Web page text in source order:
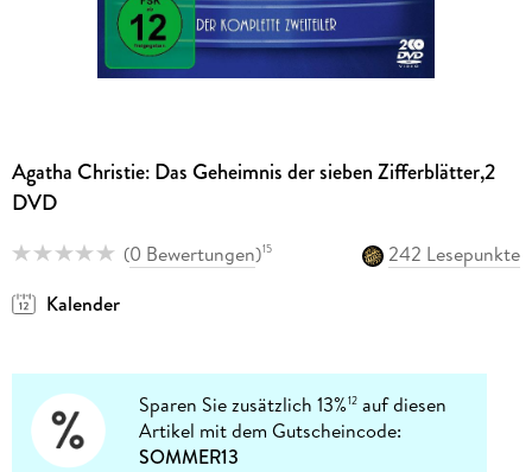
Agatha Christie: Das Geheimnis der sieben Zifferblätter,2
DVD
(0 Bewertungen)15
242 Lesepunkte
Kalender
Sparen Sie zusätzlich 13%12 auf diesen
Artikel mit dem Gutscheincode:
SOMMER13